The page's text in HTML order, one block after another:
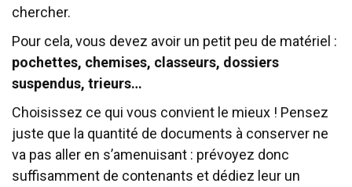
chercher.
Pour cela, vous devez avoir un petit peu de matériel :
pochettes, chemises, classeurs, dossiers
suspendus, trieurs…
Choisissez ce qui vous convient le mieux ! Pensez
juste que la quantité de documents à conserver ne
va pas aller en s’amenuisant : prévoyez donc
suffisamment de contenants et dédiez leur un